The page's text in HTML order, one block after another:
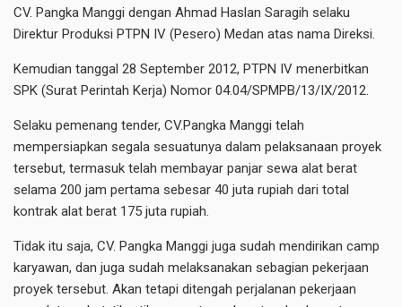
CV. Pangka Manggi dengan Ahmad Haslan Saragih selaku
Direktur Produksi PTPN IV (Pesero) Medan atas nama Direksi.
Kemudian tanggal 28 September 2012, PTPN IV menerbitkan
SPK (Surat Perintah Kerja) Nomor 04.04/SPMPB/13/IX/2012.
Selaku pemenang tender, CV.Pangka Manggi telah
mempersiapkan segala sesuatunya dalam pelaksanaan proyek
tersebut, termasuk telah membayar panjar sewa alat berat
selama 200 jam pertama sebesar 40 juta rupiah dari total
kontrak alat berat 175 juta rupiah.
Tidak itu saja, CV. Pangka Manggi juga sudah mendirikan camp
karyawan, dan juga sudah melaksanakan sebagian pekerjaan
proyek tersebut. Akan tetapi ditengah perjalanan pekerjaan